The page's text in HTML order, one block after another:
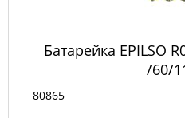
Батарейка EPILSO
/60/
80865